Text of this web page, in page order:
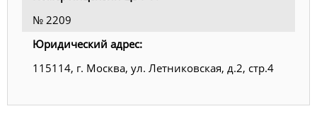
№ 2209
Юридический адрес:
115114, г. Москва, ул. Летниковская, д.2, стр.4